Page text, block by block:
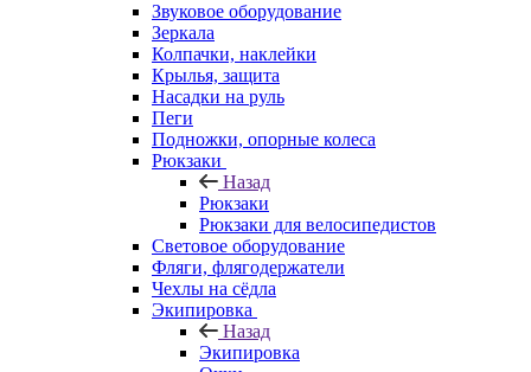
Звуковое оборудование
Зеркала
Колпачки, наклейки
Крылья, защита
Насадки на руль
Пеги
Подножки, опорные колеса
Рюкзаки
Назад
Рюкзаки
Рюкзаки для велосипедистов
Световое оборудование
Фляги, флягодержатели
Чехлы на сёдла
Экипировка
Назад
Экипировка